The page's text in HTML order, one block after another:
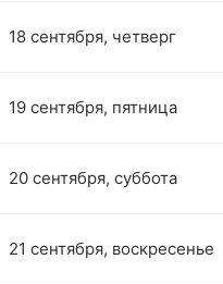
18 сентября, четверг
19 сентября, пятница
20 сентября, суббота
21 сентября, воскресенье